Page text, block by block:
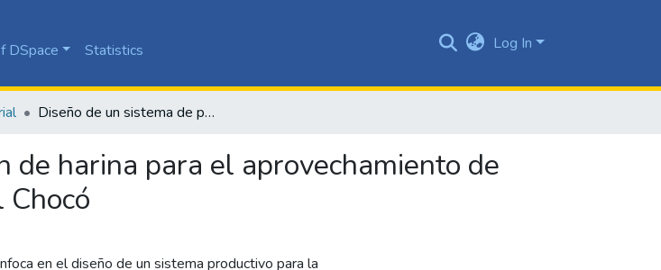
DSpace Statistics Log In
Diseño de un sistema de producción de harina para el aprovechamiento de chontaduro en el departamento del Chocó
de harina para el aprovechamiento de
en el diseño de un sistema productivo para la